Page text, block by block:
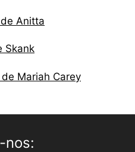
de Anitta
Skank
de Mariah Carey
nos: